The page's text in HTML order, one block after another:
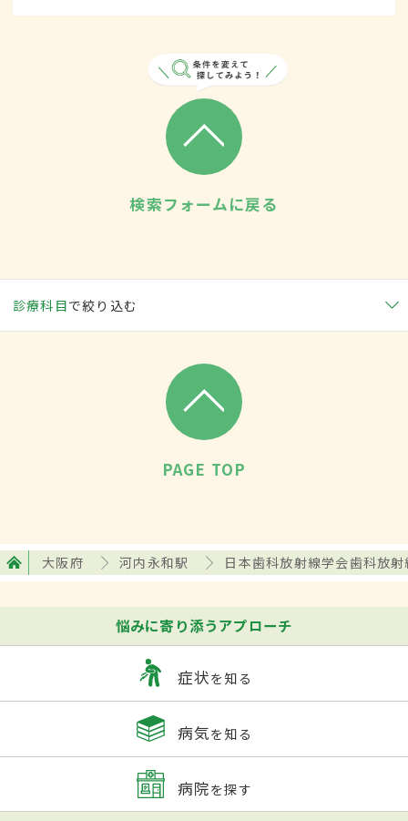
検索フォームに戻る
診療科目で絞り込む
PAGE TOP
大阪府 河内永和駅 日本歯科放射線学会歯科放
悩みに寄り添うアプローチ
症状を知る
病気を知る
病院を探す